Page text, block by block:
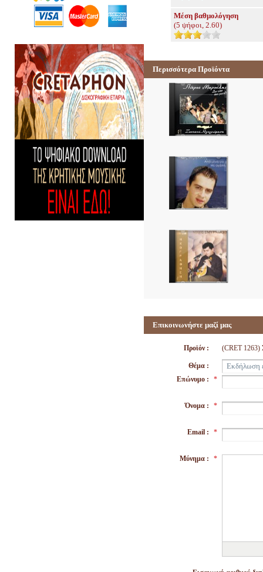
Μέση βαθμολόγηση
(5 ψήφοι, 2.60)
Περισσότερα Προϊόντα
Επικοινωνήστε μαζί μας
Προϊόν : (CRET
Θέμα :
Επώνυμο :
*
Όνομα : *
Email : *
Μύνημα : *